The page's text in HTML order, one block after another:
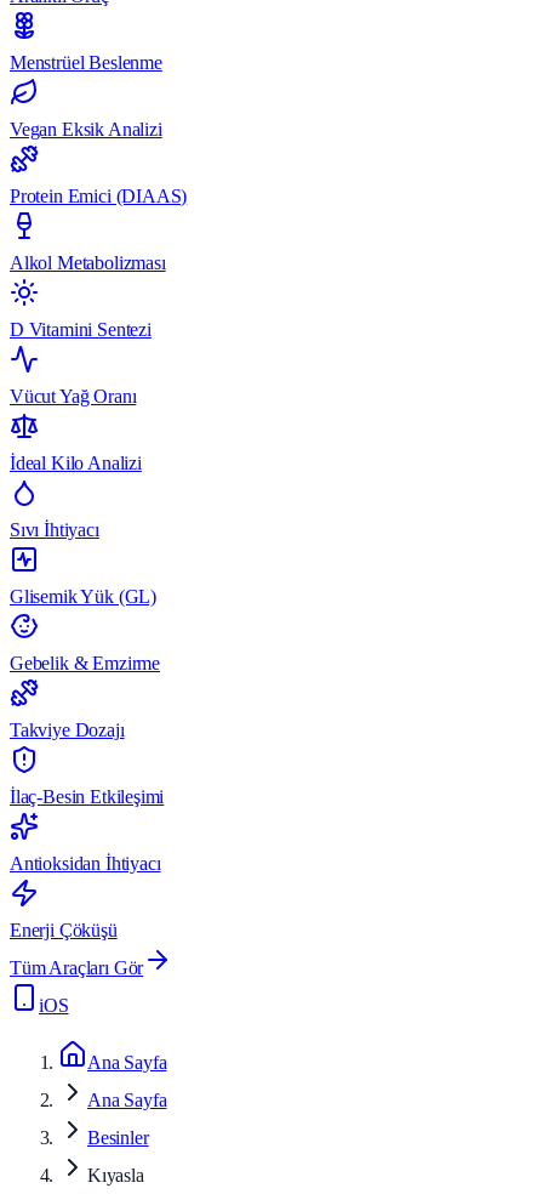
Menstrüel Beslenme
Vegan Eksik Analizi
Protein Emici (DIAAS)
Alkol Metabolizması
D Vitamini Sentezi
Vücut Yağ Oranı
İdeal Kilo Analizi
Sıvı İhtiyacı
Glisemik Yük (GL)
Gebelik & Emzirme
Takviye Dozajı
İlaç-Besin Etkileşimi
Antioksidan İhtiyacı
Enerji Çöküşü
Tüm Araçları Gör
iOS
Ana Sayfa
Ana Sayfa
Besinler
Kıyasla